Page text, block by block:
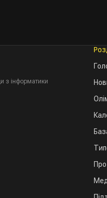
з інформатики